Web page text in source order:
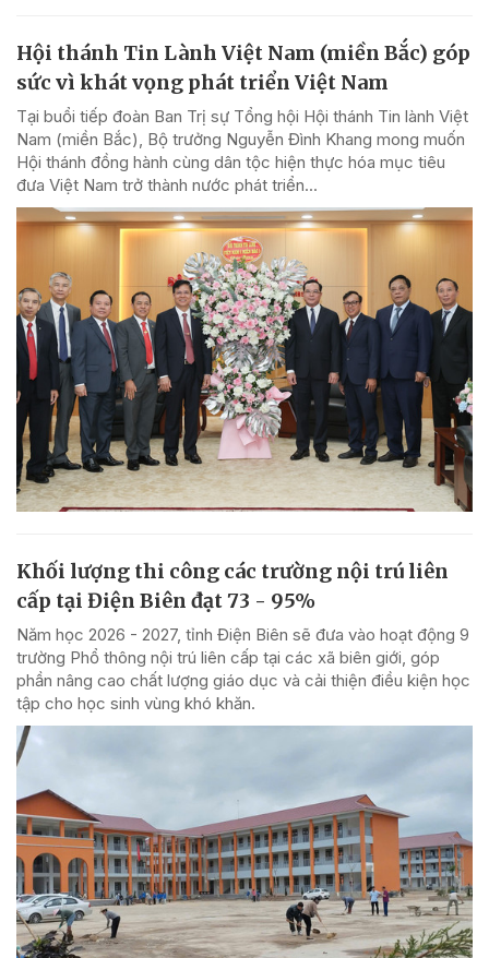
Hội thánh Tin Lành Việt Nam (miền Bắc) góp
sức vì khát vọng phát triển Việt Nam
Tại buổi tiếp đoàn Ban Trị sự Tổng hội Hội thánh Tin lành Việt
Nam (miền Bắc), Bộ trưởng Nguyễn Đình Khang mong muốn
Hội thánh đồng hành cùng dân tộc hiện thực hóa mục tiêu
đưa Việt Nam trở thành nước phát triển...
Khối lượng thi công các trường nội trú liên
cấp tại Điện Biên đạt 73 - 95%
Năm học 2026 - 2027, tỉnh Điện Biên sẽ đưa vào hoạt động 9
trường Phổ thông nội trú liên cấp tại các xã biên giới, góp
phần nâng cao chất lượng giáo dục và cải thiện điều kiện học
tập cho học sinh vùng khó khăn.